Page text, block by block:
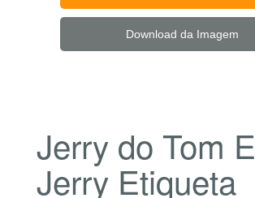
Download da Imagem
Jerry do Tom E
Jerry Etiqueta